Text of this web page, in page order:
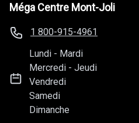
Méga Centre Mont-Joli
1 800-915-4961
Lundi - Mardi
Mercredi -Jeudi
Vendredi
Samedi
Dimanche